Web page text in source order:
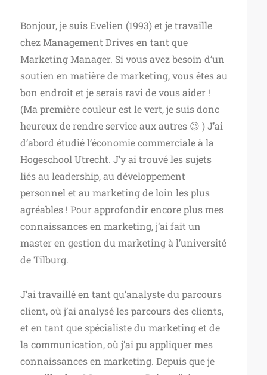
Bonjour, je suis Evelien (1993) et je travaille
chez Management Drives en tant que
Marketing Manager. Si vous avez besoin d’un
soutien en matière de marketing, vous êtes au
bon endroit et je serais ravi de vous aider !
(Ma première couleur est le vert, je suis donc
heureux de rendre service aux autres 😉 ) J’ai
d’abord étudié l’économie commerciale à la
Hogeschool Utrecht. J’y ai trouvé les sujets
liés au leadership, au développement
personnel et au marketing de loin les plus
agréables ! Pour approfondir encore plus mes
connaissances en marketing, j’ai fait un
master en gestion du marketing à l’université
de Tilburg.
J’ai travaillé en tant qu’analyste du parcours
client, où j’ai analysé les parcours des clients,
et en tant que spécialiste du marketing et de
la communication, où j’ai pu appliquer mes
connaissances en marketing. Depuis que je